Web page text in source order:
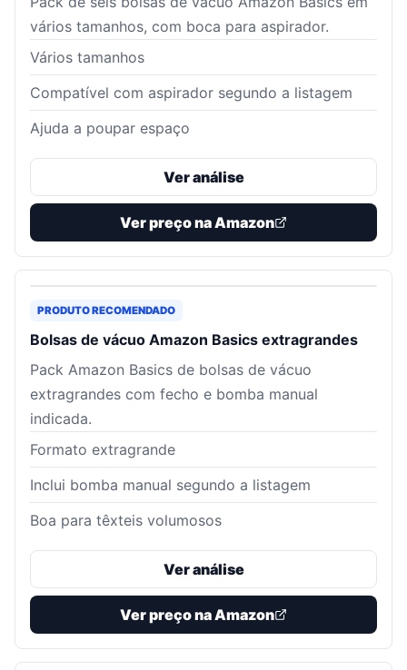
vários tamanhos, com boca para aspirador.
Vários tamanhos
Compatível com aspirador segundo a listagem
Ajuda a poupar espaço
Ver análise
Ver preço na Amazon
PRODUTO RECOMENDADO
Bolsas de vácuo Amazon Basics extragrandes
Pack Amazon Basics de bolsas de vácuo
extragrandes com fecho e bomba manual
indicada.
Formato extragrande
Inclui bomba manual segundo a listagem
Boa para têxteis volumosos
Ver análise
Ver preço na Amazon